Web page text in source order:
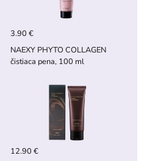
3.90 €
NAEXY PHYTO COLLAGEN
čistiaca pena, 100 ml
12.90 €